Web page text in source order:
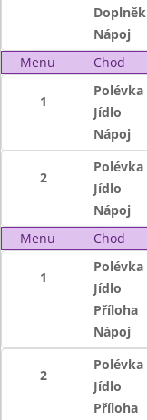
Doplněk
Nápoj
Menu
Chod
1
Polévka
Jídlo
Nápoj
2
Polévka
Jídlo
Nápoj
Menu
Chod
1
Polévka
Jídlo
Příloha
Nápoj
2
Polévka
Jídlo
Příloha